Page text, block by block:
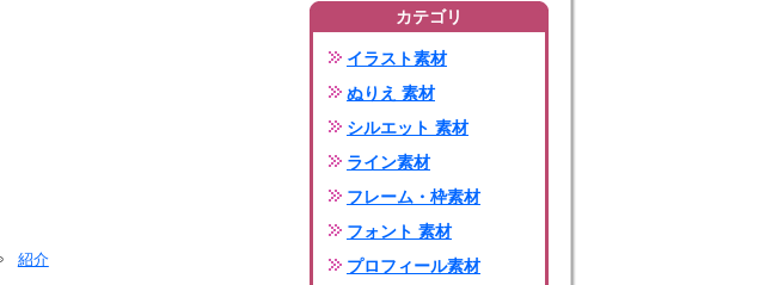
紹介
カテゴリ
イラスト素材
ぬりえ 素材
シルエット 素材
ライン素材
フレーム・枠素材
フォント 素材
プロフィール素材